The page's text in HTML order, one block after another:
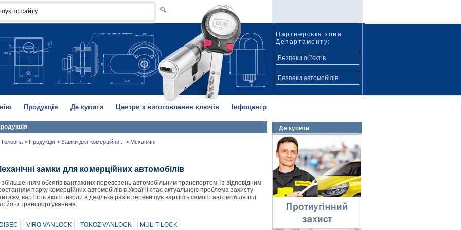
Партнерська зона
Департаменту:
Безпеки об’єктів
Безпеки автомобілів
Продукція Де купити Центри з виготовлення ключів Інфоцентр
Головна > Продукція > Замки для комерційни... > Механічні
замки для комерційних автомобілів
збільшенням обсягів вантажних перевезень автомобільним транспортом, із відповідним
парку комерційних автомобілів в Україні стає актуальною проблема захисту
вартість якого інколи в декілька разів перевищує вартість самого автомобіля під
його транспортуванння.
VIRO VANLOCK TOKOZ VANLOCK MUL-T-LOCK
Де купити
Протиугінний захист
⇓